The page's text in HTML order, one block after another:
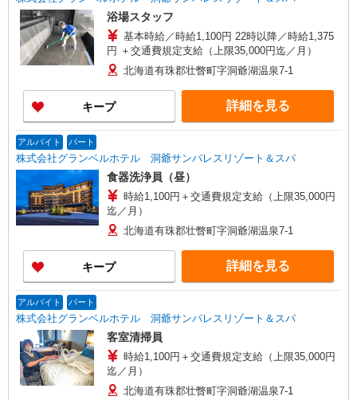
浴場スタッフ
基本時給／時給1,100円 22時以降／時給1,375
円 ＋交通費規定支給（上限35,000円迄／月）
北海道有珠郡壮瞥町字洞爺湖温泉7-1
キープ 詳細を見る
アルバイト パート
株式会社グランベルホテル 洞爺サンパレスリゾート＆スパ
食器洗浄員（昼）
時給1,100円＋交通費規定支給（上限35,000円
迄／月）
北海道有珠郡壮瞥町字洞爺湖温泉7-1
キープ 詳細を見る
アルバイト パート
株式会社グランベルホテル 洞爺サンパレスリゾート＆スパ
客室清掃員
時給1,100円＋交通費規定支給（上限35,000円
迄／月）
北海道有珠郡壮瞥町字洞爺湖温泉7-1